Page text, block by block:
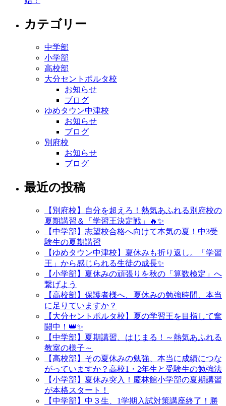
カテゴリー
中学部
小学部
高校部
大分セントポルタ校
お知らせ
ブログ
ゆめタウン中津校
お知らせ
ブログ
別府校
お知らせ
ブログ
最近の投稿
【別府校】自分を超えろ！熱気あふれる別府校の
夏期講習＆「学習王決定戦」🔥✨
【中学部】志望校合格へ向けて本気の夏！中3受
験生の夏期講習
【ゆめタウン中津校】夏休みも折り返し。「学習
王」から感じられる生徒の成長✨
【小学部】夏休みの頑張りを秋の「算数検定」へ
繋げよう
【高校部】保護者様へ、夏休みの勉強時間、本当
に足りていますか？
【大分セントポルタ校】夏の学習王を目指して奮
闘中！👑✨
【中学部】夏期講習、はじまる！～熱気あふれる
教室の様子～
【高校部】その夏休みの勉強、本当に成績につな
がっていますか？高校1・2年生と受験生の勉強法
【小学部】夏休み突入！慶林館小学部の夏期講習
が本格スタート！
【中学部】中３生、1学期入試対策講座終了！勝